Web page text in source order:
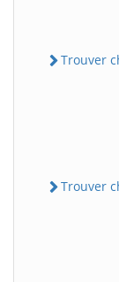
Trouver
Trouver